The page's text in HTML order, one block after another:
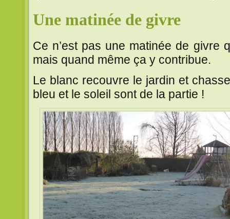
Une matinée de givre
Ce n’est pas une matinée de givre
mais quand même ça y contribue.
Le blanc recouvre le jardin et
bleu et le soleil sont de la partie !